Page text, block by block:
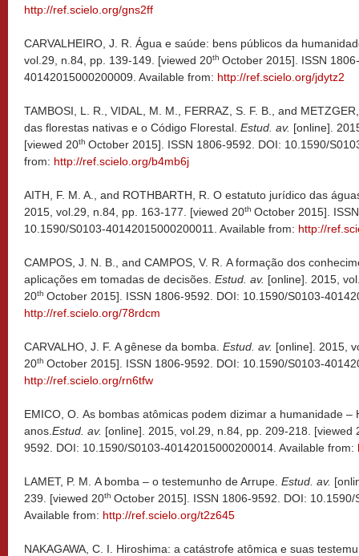
http://ref.scielo.org/gns2ff
CARVALHEIRO, J. R. Água e saúde: bens públicos da
vol.29, n.84, pp. 139-149. [viewed 20th October 2015]. ISSN
40142015000200009. Available from: http://ref.scielo.org/jdytz2
TAMBOSI, L. R., VIDAL, M. M., FERRAZ, S. F. B., and
das florestas nativas e o Código Florestal. Estud. av. [online].
[viewed 20th October 2015]. ISSN 1806-9592. DOI: 10.1590/
from: http://ref.scielo.org/b4mb6j
AITH, F. M. A., and ROTHBARTH, R. O estatuto jurídico das
2015, vol.29, n.84, pp. 163-177. [viewed 20th October 2015].
10.1590/S0103-40142015000200011. Available from: http://
CAMPOS, J. N. B., and CAMPOS, V. R. A formação dos
aplicações em tomadas de decisões. Estud. av. [online]. 2015,
20th October 2015]. ISSN 1806-9592. DOI: 10.1590/S0103-
http://ref.scielo.org/78rdcm
CARVALHO, J. F. A gênese da bomba. Estud. av. [online]. 2015,
20th October 2015]. ISSN 1806-9592. DOI: 10.1590/S0103-
http://ref.scielo.org/rn6tfw
EMICO, O. As bombas atômicas podem dizimar a humanidade –
anos. Estud. av. [online]. 2015, vol.29, n.84, pp. 209-218. [viewed
9592. DOI: 10.1590/S0103-40142015000200014. Available from:
LAMET, P. M. A bomba – o testemunho de Arrupe. Estud. av.
239. [viewed 20th October 2015]. ISSN 1806-9592. DOI:
Available from: http://ref.scielo.org/t2z645
NAKAGAWA, C. I. Hiroshima: a catástrofe atômica e suas